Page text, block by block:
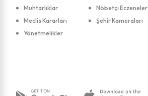
Muhtarlıklar
Meclis Kararları
Yönetmelikler
Nöbetçi Eczeneler
Şehir Kameraları